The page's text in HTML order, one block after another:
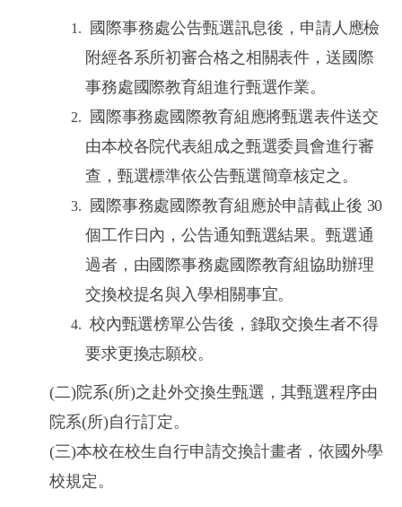
國際事務處公告甄選訊息後， 申請人應檢
附經各系所初審合格之相關表件，送國際
事務處國際教育組進行甄選作業。
國際事務處國際教育組應將甄選表件送交
由本校各院代表組成之甄選委員會進行審
查，甄選標準依公告甄選簡章核定之。
國際事務處國際教育組應於申請截止後 30
個工作日內，公告通知甄選結果。甄選通
過者，由國際事務處國際教育組協助辦理
交換校提名與入學相關事宜。
校內甄選榜單公告後，錄取交換生者不得
要求更換志願校。
(二)院系(所)之赴外交換生甄選，其甄選程序由
院系(所)自行訂定。
(三)本校在校生自行申請交換計畫者，依國外學
校規定。